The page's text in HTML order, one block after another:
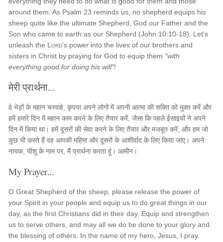
around them. As Psalm 23 reminds us, no shepherd equips his
sheep quite like the ultimate Shepherd, God our Father and the
Son who came to earth as our Shepherd (John 10:10-18). Let's
unleash the Lord's power into the lives of our brothers and
sisters in Christ by praying for God to equip them "with
everything good for doing his will"!
मेरी प्रार्थना...
हे भेड़ों के महान चरवाहे, कृपया अपने लोगों में अपनी आत्मा की शक्ति को मुक्त करें और
हमें हमारे दिन में महान काम करने के लिए तैयार करें, जैसा कि पहले ईसाइयों ने अपने
दिन में किया था। हमें दूसरों की सेवा करने के लिए तैयार और मजबूत करें, और हम जो
कुछ भी करते हैं वह आपकी महिमा और दूसरों के आशीर्वाद के लिए किया जाए। अपने
नायक, यीशु के नाम पर, मैं प्रार्थना करता हूं। आमीन।
My Prayer...
O Great Shepherd of the sheep, please release the power of
your Spirit in your people and equip us to do great things in our
day, as the first Christians did in their day. Equip and strengthen
us to serve others, and may all we do be done to your glory and
the blessing of others. In the name of my hero, Jesus, I pray.